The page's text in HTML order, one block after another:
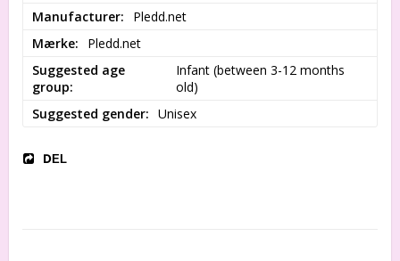
Manufacturer
Pledd.net
Mærke
Pledd.net
Suggested age
group
Infant (between 3-12 months
old)
Suggested gender
Unisex
DEL